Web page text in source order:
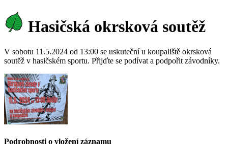
Hasičská okrsková soutěž
V sobotu 11.5.2024 od 13:00 se uskuteční u koupaliště okrsková
soutěž v hasičském sportu. Přijďte se podívat a podpořit závodníky.
Podrobnosti o vložení záznamu